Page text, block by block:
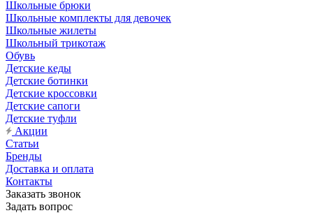
Школьные брюки
Школьные комплекты для девочек
Школьные жилеты
Школьный трикотаж
Обувь
Детские кеды
Детские ботинки
Детские кроссовки
Детские сапоги
Детские туфли
Акции
Статьи
Бренды
Доставка и оплата
Контакты
Заказать звонок
Задать вопрос